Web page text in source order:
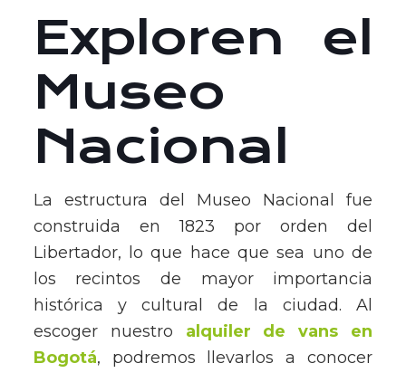
Exploren el
Museo
Nacional
La estructura del Museo Nacional fue
construida en 1823 por orden del
Libertador, lo que hace que sea uno de
los recintos de mayor importancia
histórica y cultural de la ciudad. Al
escoger nuestro alquiler de vans en
Bogotá, podremos llevarlos a conocer